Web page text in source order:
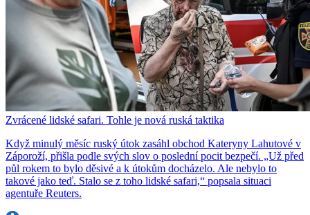
Zvrácené lidské safari. Tohle je nová ruská taktika
Když minulý měsíc ruský útok zasáhl obchod Kateryny Lahutové v
Záporoží, přišla podle svých slov o poslední pocit bezpečí. „Už před
půl rokem to bylo děsivé a k útokům docházelo. Ale nebylo to
takové jako teď. Stalo se z toho lidské safari,“ popsala situaci
agentuře Reuters.